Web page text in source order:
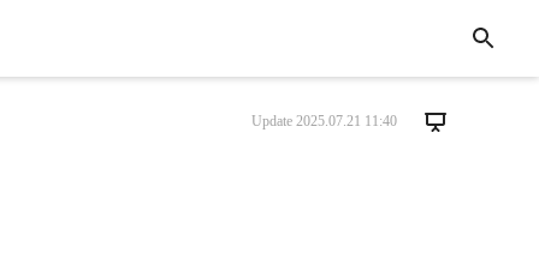
Update 2025.07.21 11:40